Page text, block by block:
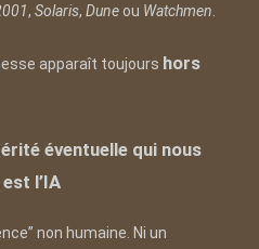
,Solaris,Duneou Watchmen
apparaît toujours hors
éventuelle qui nous
l’IA
non humaine. Ni un